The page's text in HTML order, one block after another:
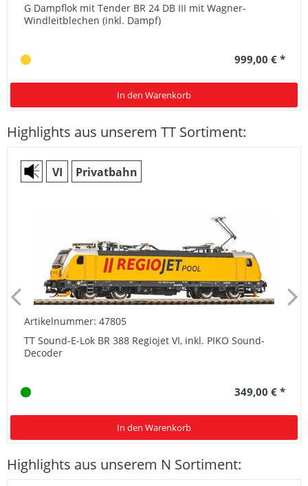
G Dampflok mit Tender BR 24 DB III mit Wagner-
Windleitblechen (inkl. Dampf)
999,00 € *
In den Warenkorb
Highlights aus unserem TT Sortiment:
VI Privatbahn
Artikelnummer: 47805
TT Sound-E-Lok BR 388 Regiojet VI, inkl. PIKO Sound-
Decoder
349,00 € *
In den Warenkorb
Highlights aus unserem N Sortiment: